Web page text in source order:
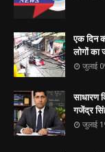
एक दिन
लोगों का
जुलाई
साधारण
गजेंद्र
जुलाई